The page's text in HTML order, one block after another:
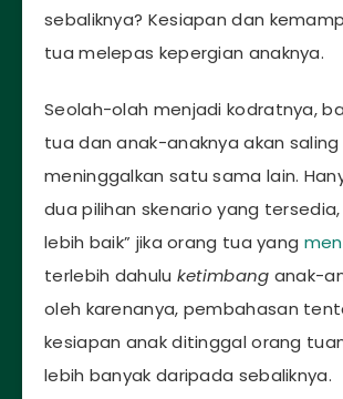
sebaliknya? Kesiapan dan
tua melepas kepergian anaknya.
Seolah-olah menjadi kodratnya,
tua dan anak-anaknya akan saling
meninggalkan satu sama lain.
dua pilihan skenario yang tersedia,
lebih baik” jika orang tua yang
terlebih dahulu ketimbang anak-
oleh karenanya, pembahasan
kesiapan anak ditinggal orang
lebih banyak daripada sebaliknya.